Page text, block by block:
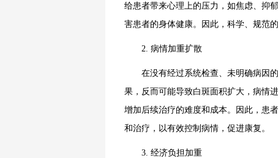
给患者带来心理上的压力，如焦虑、抑
害患者的身体健康。因此，科学、规范
2. 病情加重扩散
在没有经过系统检查、未明确病因的
果，反而可能导致白斑面积扩大，病情
增加后续治疗的难度和成本。因此，患
和治疗，以有效控制病情，促进康复。
3. 经济负担加重